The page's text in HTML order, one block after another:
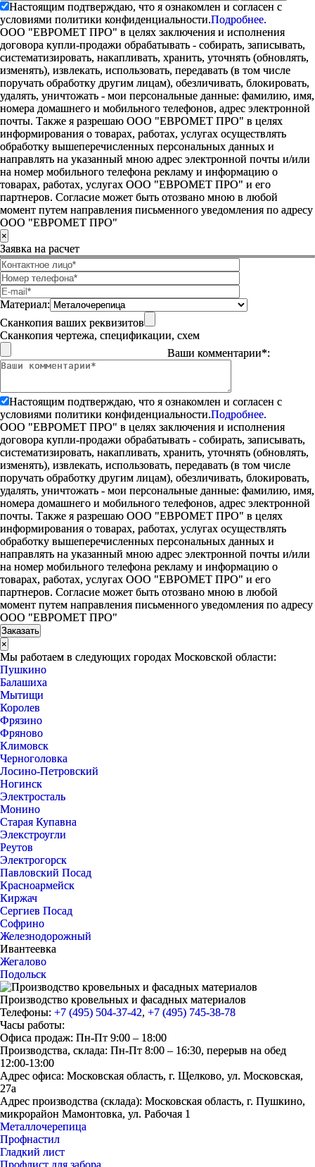
Настоящим подтверждаю, что я ознакомлен и согласен с
условиями политики конфиденциальности.Подробнее.
ООО "ЕВРОМЕТ ПРО" в целях заключения и исполнения
договора купли-продажи обрабатывать - собирать, записывать,
систематизировать, накапливать, хранить, уточнять (обновлять,
изменять), извлекать, использовать, передавать (в том числе
поручать обработку другим лицам), обезличивать, блокировать,
удалять, уничтожать - мои персональные данные: фамилию, имя,
номера домашнего и мобильного телефонов, адрес электронной
почты. Также я разрешаю ООО "ЕВРОМЕТ ПРО" в целях
информирования о товарах, работах, услугах осуществлять
обработку вышеперечисленных персональных данных и
направлять на указанный мною адрес электронной почты и/или
на номер мобильного телефона рекламу и информацию о
товарах, работах, услугах ООО "ЕВРОМЕТ ПРО" и его
партнеров. Согласие может быть отозвано мною в любой
момент путем направления письменного уведомления по адресу
ООО "ЕВРОМЕТ ПРО"
×
Заявка на расчет
Материал:
Сканкопия ваших реквизитов
Сканкопия чертежа, спецификации, схем
Ваши комментарии*:
Настоящим подтверждаю, что я ознакомлен и согласен с
условиями политики конфиденциальности.Подробнее.
ООО "ЕВРОМЕТ ПРО" в целях заключения и исполнения
договора купли-продажи обрабатывать - собирать, записывать,
систематизировать, накапливать, хранить, уточнять (обновлять,
изменять), извлекать, использовать, передавать (в том числе
поручать обработку другим лицам), обезличивать, блокировать,
удалять, уничтожать - мои персональные данные: фамилию, имя,
номера домашнего и мобильного телефонов, адрес электронной
почты. Также я разрешаю ООО "ЕВРОМЕТ ПРО" в целях
информирования о товарах, работах, услугах осуществлять
обработку вышеперечисленных персональных данных и
направлять на указанный мною адрес электронной почты и/или
на номер мобильного телефона рекламу и информацию о
товарах, работах, услугах ООО "ЕВРОМЕТ ПРО" и его
партнеров. Согласие может быть отозвано мною в любой
момент путем направления письменного уведомления по адресу
ООО "ЕВРОМЕТ ПРО"
×
Мы работаем в следующих городах Московской области:
Пушкино
Балашиха
Мытищи
Королев
Фрязино
Фряново
Климовск
Черноголовка
Лосино-Петровский
Ногинск
Электросталь
Монино
Старая Купавна
Элекстроугли
Реутов
Электрогорск
Павловский Посад
Красноармейск
Киржач
Сергиев Посад
Софрино
Железнодорожный
Ивантеевка
Жегалово
Подольск
Производство кровельных и фасадных материалов
Телефоны: +7 (495) 504-37-42, +7 (495) 745-38-78
Часы работы:
Офиса продаж: Пн-Пт 9:00 – 18:00
Производства, склада: Пн-Пт 8:00 – 16:30, перерыв на обед
12:00-13:00
Адрес офиса: Московская область, г. Щелково, ул. Московская,
27а
Адрес производства (склада): Московская область, г. Пушкино,
микрорайон Мамонтовка, ул. Рабочая 1
Металлочерепица
Профнастил
Гладкий лист
Профлист для забора